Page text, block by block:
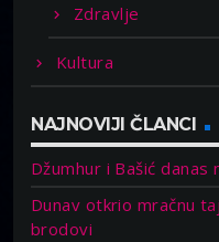
Zdravlje
Kultura
NAJNOVIJI ČLANCI
Džumhur i Bašić
Dunav otkrio mračnu
brodovi